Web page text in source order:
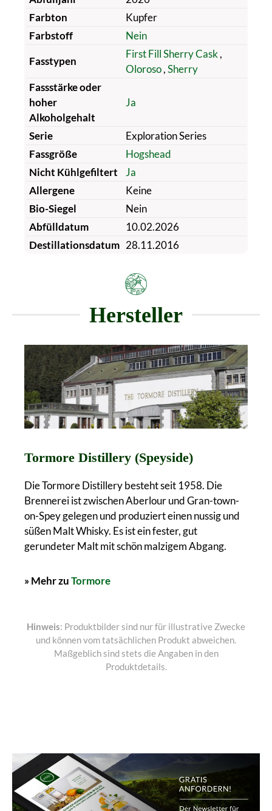
Farbton
Kupfer
Farbstoff
Nein
Fasstypen
First Fill Sherry Cask,
Oloroso,Sherry
Fassstärke oder
hoher
Alkoholgehalt
Ja
Serie
Exploration Series
Fassgröße
Hogshead
Nicht Kühlgefiltert
Ja
Allergene
Keine
Bio-Siegel
Nein
Abfülldatum
10.02.2026
Destillationsdatum 28.11.2016
Hersteller
Tormore Distillery (Speyside)
Die Tormore Distillery besteht seit 1958. Die
Brennerei ist zwischenAberlourund Gran-town-
on-Spey gelegen und produziert einennussig und
süßen Malt Whisky. Es ist ein fester, gut
gerundeter Malt mit schön malzigem Abgang.
»Mehr zuTormore
Hinweis: Produktbilder sind nur für illustrative Zwecke
und können vom tatsächlichen Produkt abweichen.
Maßgeblich sind stets die Angaben in den
Produktdetails.